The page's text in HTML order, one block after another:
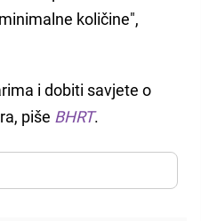
količine",
i dobiti savjete o
piše BHRT.